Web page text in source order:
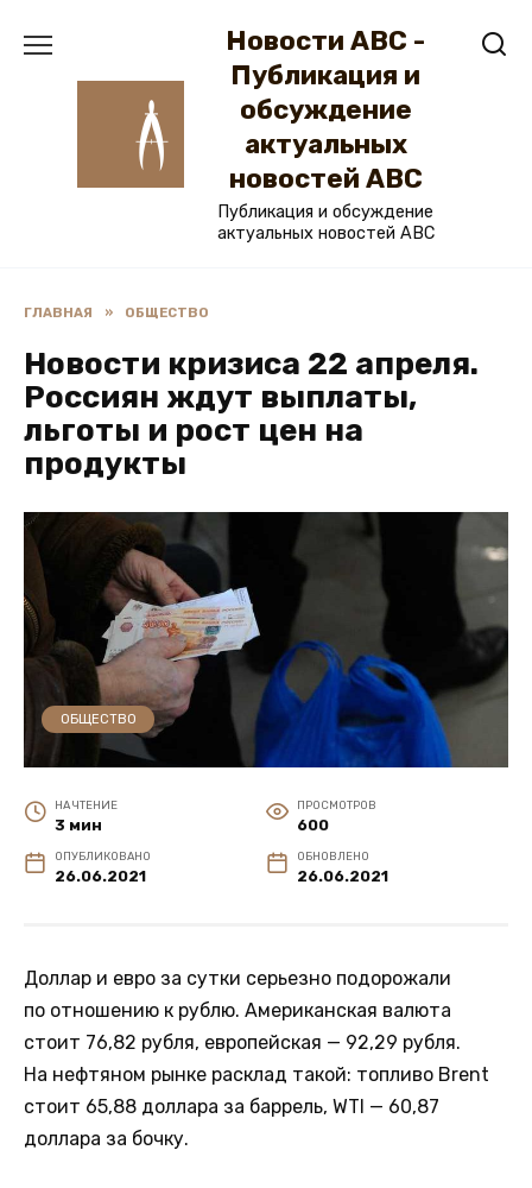
Новости ABC -
Публикация и
обсуждение
актуальных
новостей ABC
Публикация и обсуждение
актуальных новостей ABC
ГЛАВНАЯ » ОБЩЕСТВО
Новости кризиса 22 апреля.
Россиян ждут выплаты,
льготы и рост цен на
продукты
ОБЩЕСТВО
НА ЧТЕНИЕ
3 мин
ПРОСМОТРОВ
600
ОПУБЛИКОВАНО
26.06.2021
ОБНОВЛЕНО
26.06.2021
Доллар и евро за сутки серьезно подорожали
по отношению к рублю. Американская валюта
стоит 76,82 рубля, европейская — 92,29 рубля.
На нефтяном рынке расклад такой: топливо Brent
стоит 65,88 доллара за баррель, WTI — 60,87
доллара за бочку.